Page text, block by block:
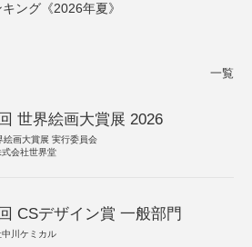
ング《2026年夏》
一覧
世界絵画大賞展 2026
絵画大賞展 実行委員会
会社世界堂
CSデザイン賞 一般部門
川ケミカル